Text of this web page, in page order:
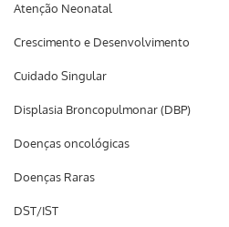
Atenção Neonatal
Crescimento e Desenvolvimento
Cuidado Singular
Displasia Broncopulmonar (DBP)
Doenças oncológicas
Doenças Raras
DST/IST